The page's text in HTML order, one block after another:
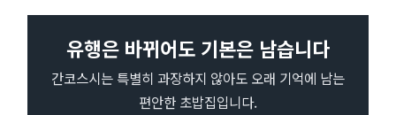
유행은 바뀌어도 기본은 남습니다
간코스시는 특별히 과장하지 않아도 오래 기억에 남는
편안한 초밥집입니다.